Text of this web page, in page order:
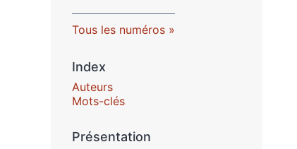
Tous les numéros
Index
Auteurs
Mots-clés
Présentation